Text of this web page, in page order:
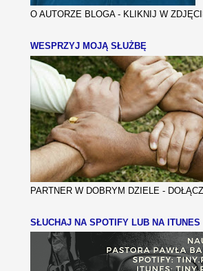
O AUTORZE BLOGA - KLIKNIJ W
WESPRZYJ MOJĄ SŁUŻBĘ
PARTNER W DOBRYM DZIELE -
SŁUCHAJ NA SPOTIFY LUB NA ITUNES